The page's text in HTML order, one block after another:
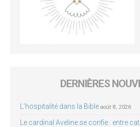
DERNIÈRES
L’hospitalité dans la Bible août 8, 2026
Le cardinal Aveline se confie : entre